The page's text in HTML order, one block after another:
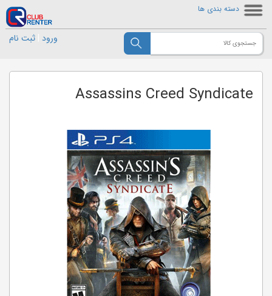
دسته بندی ها
ورود ثبت نام
Assassins Creed Syndicate